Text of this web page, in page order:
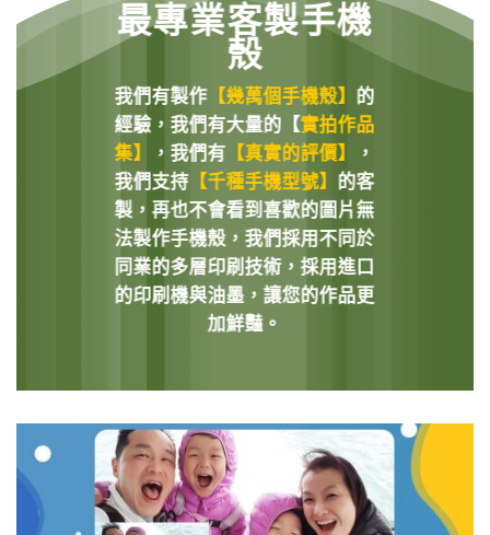
最專業客製手機
殼
我們有製作【幾萬個手機殼】 的
經驗，我們有大量的【實拍作品
集】
，我們有 【真實的評價】
，
我們支持【千種手機型號】 的客
製，再也不會看到喜歡的圖片無
法製作手機殼，我們採用不同於
同業的多層印刷技術，採用進口
的印刷機與油墨，讓您的作品更
加鮮豔。